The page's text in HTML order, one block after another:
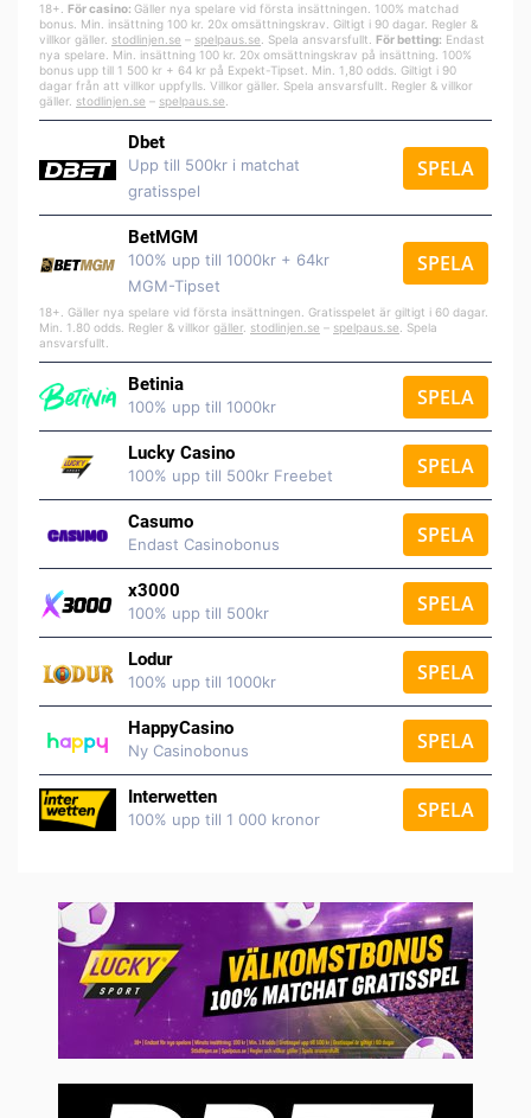
18+. För casino: Gäller nya spelare vid första insättningen. 100% matchad
bonus. Min. insättning 100 kr. 20x omsättningskrav. Giltigt i 90 dagar. Regler &
villkor gäller. stodlinjen.se – spelpaus.se . Spela ansvarsfullt. För betting: Endast
nya spelare. Min. insättning 100 kr. 20x omsättningskrav på insättning. 100%
bonus upp till 1 500 kr + 64 kr på Expekt-Tipset. Min. 1,80 odds. Giltigt i 90
dagar från att villkor uppfylls. Villkor gäller. Spela ansvarsfullt. Regler & villkor
gäller. stodlinjen.se – spelpaus.se
Dbet
Upp till 500kr i matchat
gratisspel
SPELA
BetMGM
100% upp till 1000kr + 64kr
MGM-Tipset
SPELA
18+. Gäller nya spelare vid första insättningen. Gratisspelet är giltigt i 60 dagar.
Min. 1.80 odds. Regler & villkor gäller stodlinjen.se – spelpaus.se . Spela
ansvarsfullt.
Betinia
100% upp till 1000kr SPELA
Lucky Casino
100% upp till 500kr Freebet SPELA
Casumo
Endast Casinobonus SPELA
x3000
100% upp till 500kr SPELA
Lodur
100% upp till 1000kr SPELA
HappyCasino
Ny Casinobonus SPELA
Interwetten
100% upp till 1 000 kronor SPELA